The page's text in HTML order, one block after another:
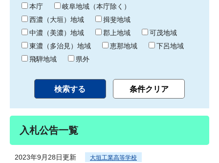
わ
り
本庁
岐阜地域（本庁除く）
西濃（大垣）地域
揖斐地域
中濃（美濃）地域
郡上地域
可茂地域
東濃（多治見）地域
恵那地域
下呂地域
飛騨地域
県外
入札公告一覧
2023年9月28日更新 大垣工業高等学校